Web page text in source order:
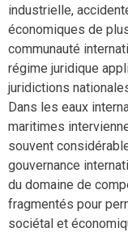
industrielle,
économiques de
communauté
régime juridique
juridictions
Dans les eaux
maritimes
souvent
gouvernance
du domaine de
fragmentés pour
sociétal et